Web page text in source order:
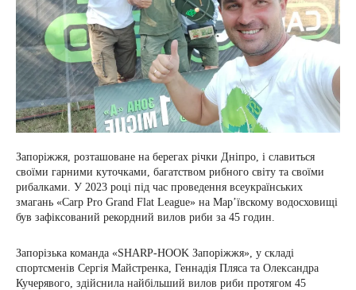
Запоріжжя, розташоване на берегах річки Дніпро, і славиться
своїми гарними куточками, багатством рибного світу та своїми
рибалками. У 2023 році під час проведення всеукраїнських
змагань «Carp Pro Grand Flat League» на Мар’ївскому водосховищі
був зафіксований рекордний вилов риби за 45 годин.
Запорізька команда «SHARP-HOOK Запоріжжя», у складі
спортсменів Сергія Майстренка, Геннадія Пляса та Олександра
Кучерявого, здійснила найбільший вилов риби протягом 45